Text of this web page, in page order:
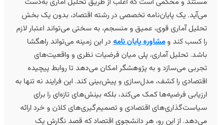
یک پایان‌نامه تخصصی در رشته اقتصاد، بدون یک بخش
آماری قوی، عمیق و منسجم، به سختی می‌تواند اعتبار لازم
کسب کند ومشاوره پایان نامهدر این زمینه می‌تواند راهگشا
تحلیل آماری، پلی میان فرضیات نظری و واقعیت‌های
می‌سازد و به پژوهشگر امکان می‌دهد تا روابط پیچیده
را کشف، مدل‌سازی و پیش‌بینی کند. این فرایند نه تنها به
فرضیه‌ها کمک می‌کند، بلکه بینش‌های تازه‌ای را برای
اقتصادی و تصمیم‌گیری‌های کلان و خرد ارائه
از این رو، هر دانشجوی اقتصاد که قصد نگارش یک